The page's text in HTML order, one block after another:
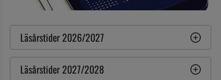
Läsårstider 2026/2027
Läsårstider 2027/2028